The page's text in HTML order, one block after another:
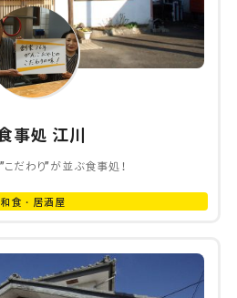
事処 江川
だわり”が並ぶ食事処！
和食・居酒屋